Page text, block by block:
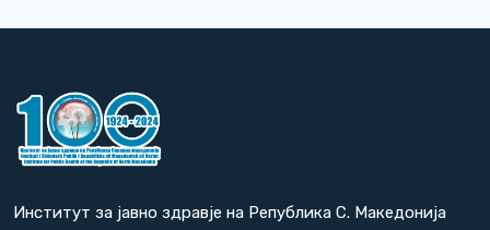
Институт за јавно здравје на Република С. Македонија